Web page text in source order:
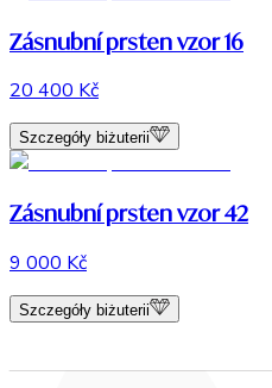
Zásnubní prsten vzor 16
20 400 Kč
Szczegóły biżuterii
Zásnubní prsten vzor 42
9 000 Kč
Szczegóły biżuterii